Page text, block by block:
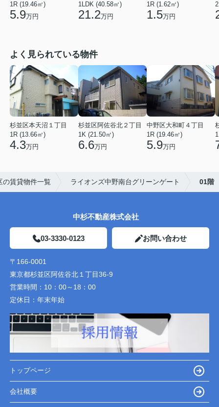
1R (19.46㎡)
5.9万円
1LDK (40.58㎡)
21.2万円
1R (1.62㎡)
1.5万円
よく見られている物件
杉並区本天沼１丁目
1R (13.66㎡)
4.3万円
杉並区阿佐谷北２丁目
1K (21.50㎡)
6.6万円
中野区大和町４丁目
1R (19.46㎡)
5.9万円
の賃貸物件一覧 ライオンズ中野南台グリーンゲート 01階
中杉不動産株式会社
03-3330-0123 お問い合わせ
〒166-0001
東京都杉並区阿佐谷北１丁目36-9
営業時間： 10：00～18：00
定休日： 年末年始
トップページ
会社概要